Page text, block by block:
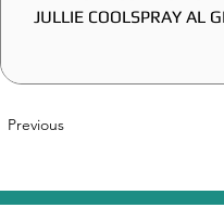
JULLIE COOLSPRAY AL
Previous